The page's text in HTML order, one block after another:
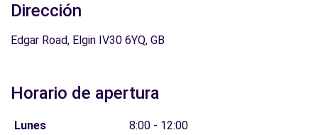
Dirección
Edgar Road, Elgin IV30 6YQ, GB
Horario de apertura
Lunes
8:00 - 12:00